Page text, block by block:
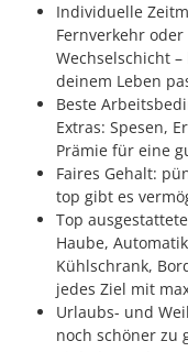
Individuelle
Fernverkehr
Wechselschicht
deinem Leben
Beste
Extras: Spesen,
Prämie für eine
Faires Gehalt:
top gibt es
Top
Haube,
Kühlschrank,
jedes Ziel mit
Urlaubs- und
noch schöner zu